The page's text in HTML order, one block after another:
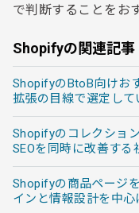
で判断することをお
Shopifyの関連記事
ShopifyのBtoB向けお
拡張の目線で選定して
Shopifyのコレクショ
SEOを同時に改善す
Shopifyの商品ページ
インと情報設計を中